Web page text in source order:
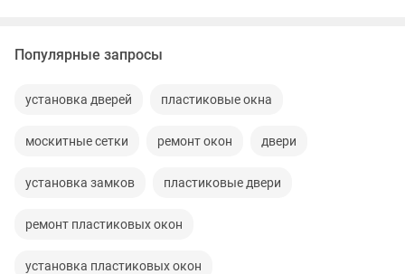
Популярные запросы
установка дверей пластиковые окна
москитные сетки ремонт окон двери
установка замков пластиковые двери
ремонт пластиковых окон
установка пластиковых окон